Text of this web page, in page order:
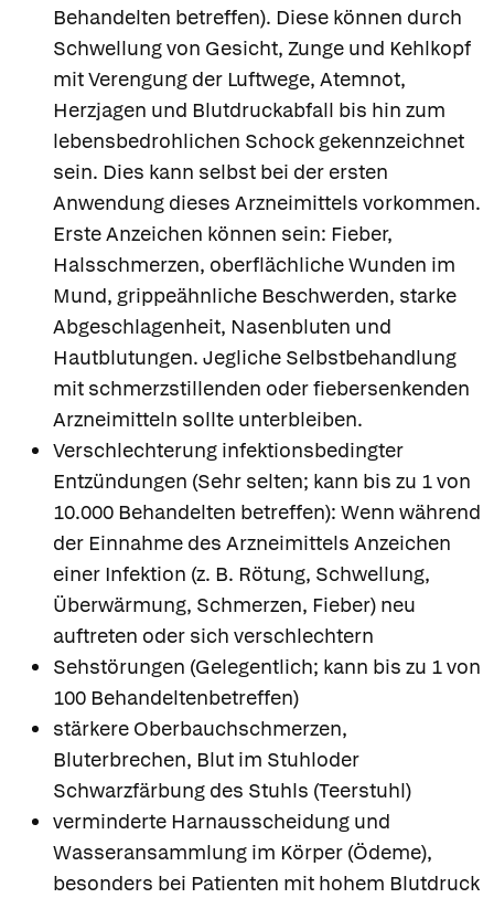
Behandelten betreffen). Diese können durch
Schwellung von Gesicht, Zunge und Kehlkopf
mit Verengung der Luftwege, Atemnot,
Herzjagen und Blutdruckabfall bis hin zum
lebensbedrohlichen Schock gekennzeichnet
sein. Dies kann selbst bei der ersten
Anwendung dieses Arzneimittels vorkommen.
Erste Anzeichen können sein: Fieber,
Halsschmerzen, oberflächliche Wunden im
Mund, grippeähnliche Beschwerden, starke
Abgeschlagenheit, Nasenbluten und
Hautblutungen. Jegliche Selbstbehandlung
mit schmerzstillenden oder fiebersenkenden
Arzneimitteln sollte unterbleiben.
Verschlechterung infektionsbedingter
Entzündungen (Sehr selten; kann bis zu 1 von
10.000 Behandelten betreffen): Wenn während
der Einnahme des Arzneimittels Anzeichen
einer Infektion (z. B. Rötung, Schwellung,
Überwärmung, Schmerzen, Fieber) neu
auftreten oder sich verschlechtern
Sehstörungen (Gelegentlich; kann bis zu 1 von
100 Behandeltenbetreffen)
stärkere Oberbauchschmerzen,
Bluterbrechen, Blut im Stuhloder
Schwarzfärbung des Stuhls (Teerstuhl)
verminderte Harnausscheidung und
Wasseransammlung im Körper (Ödeme),
besonders bei Patienten mit hohem Blutdruck